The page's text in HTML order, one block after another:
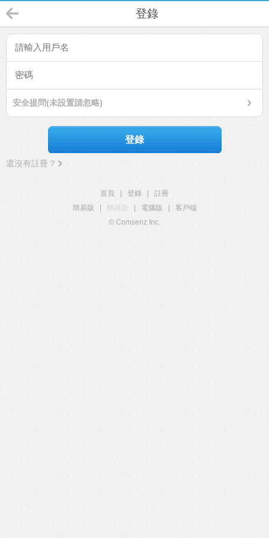
登錄
安全提問(未設置請忽略)
登錄
還沒有註冊？
首頁 登錄
註冊
簡易版
觸屏版 電腦版
客戶端
© Comsenz Inc.